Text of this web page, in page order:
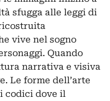
sfugga alle leggi di
vive nel sogno
Quando
narrativa e visiva
Le forme dell’arte
codici dove il